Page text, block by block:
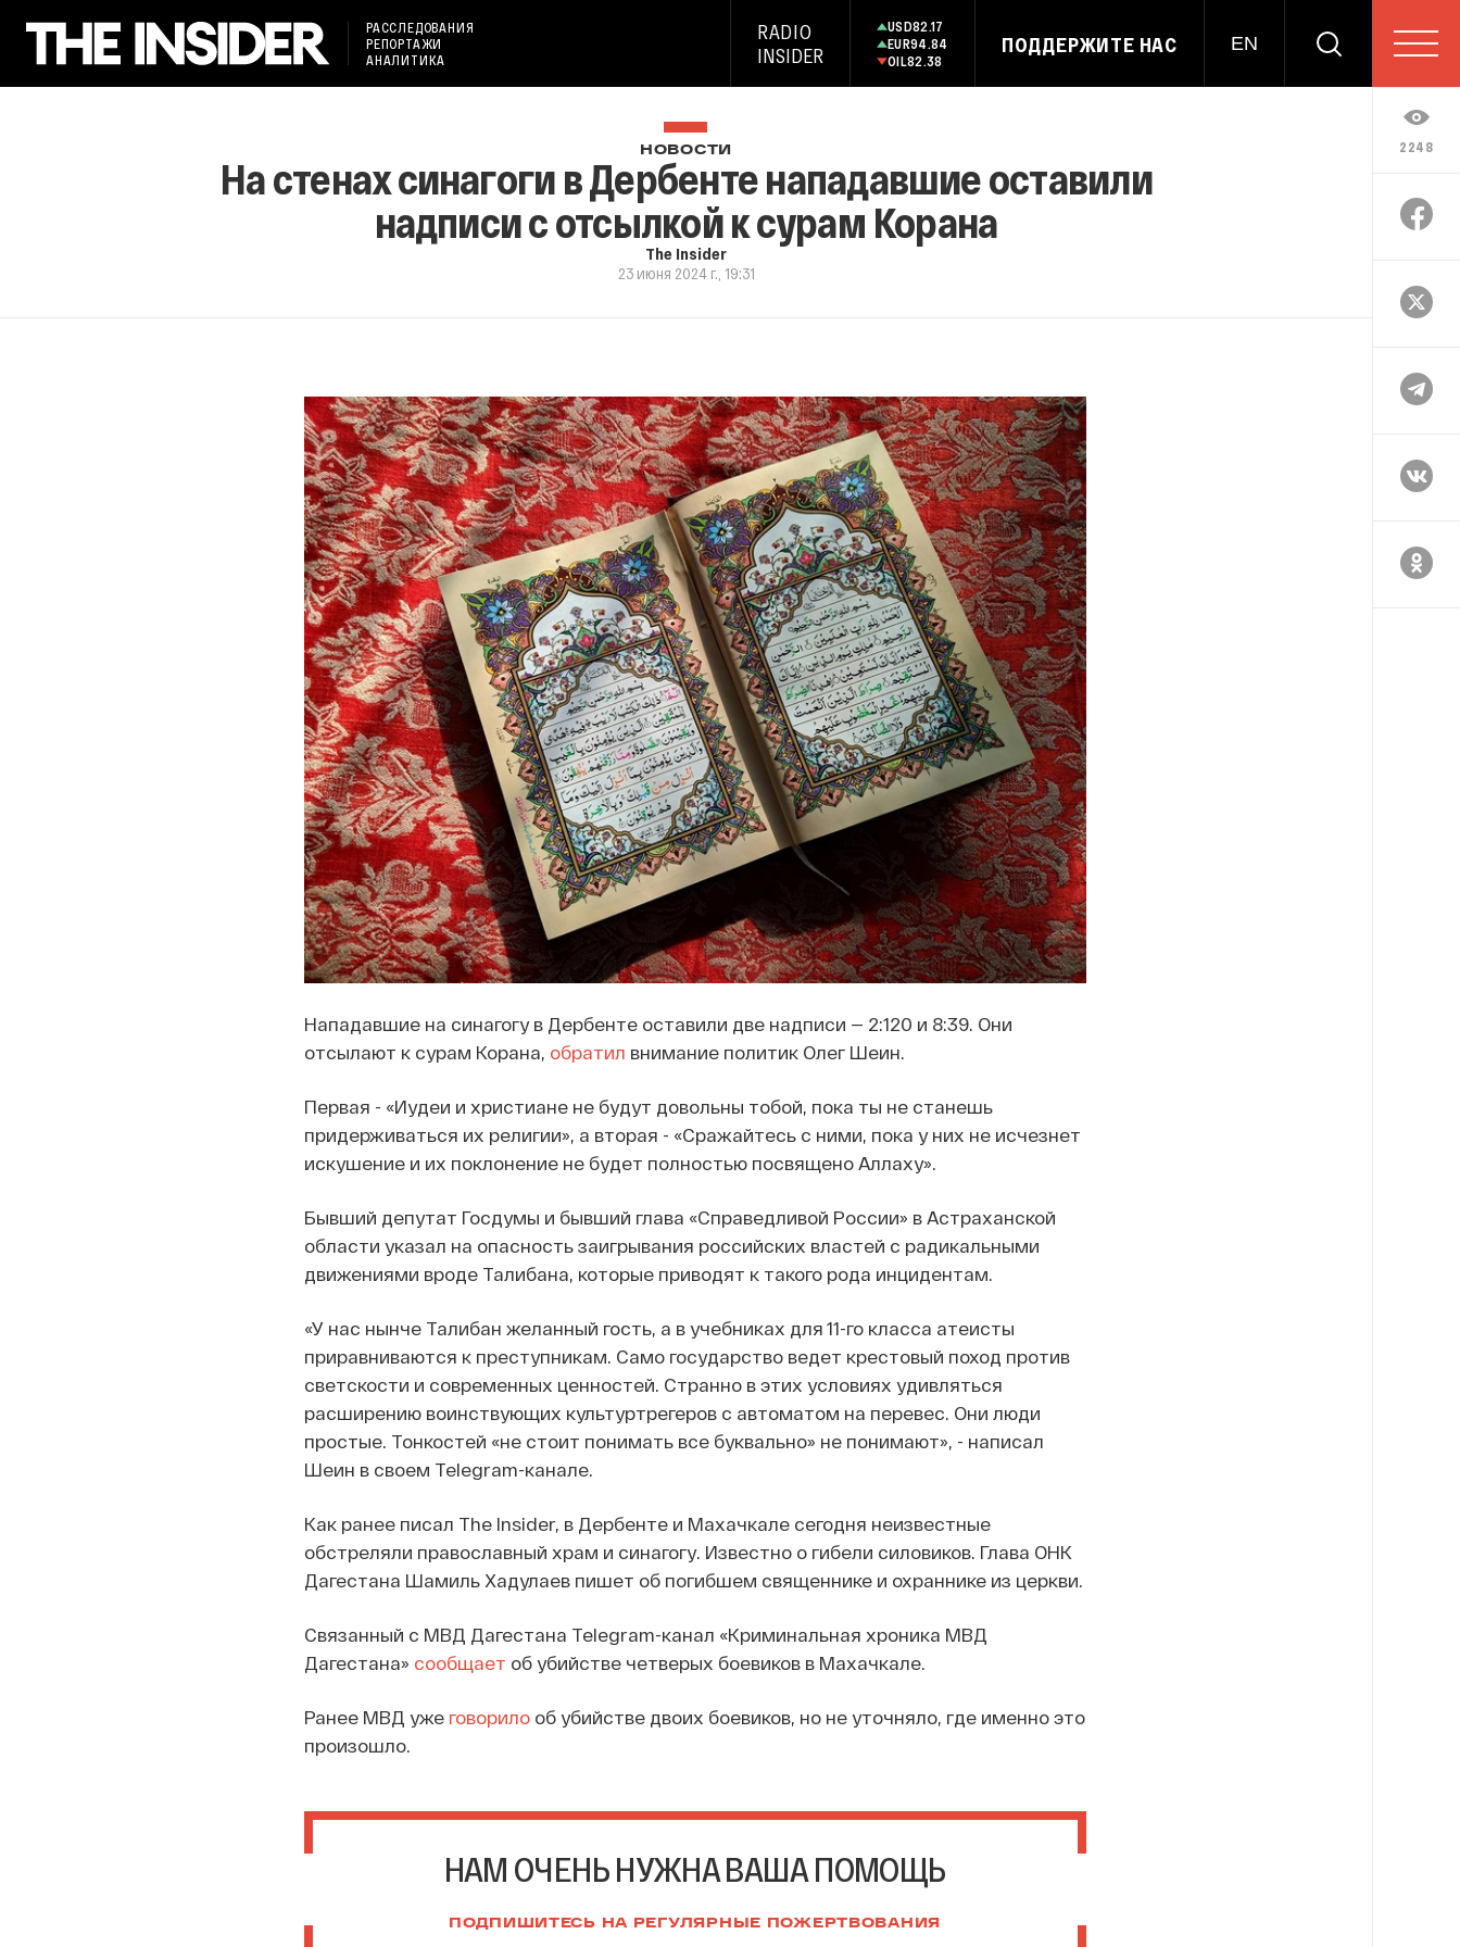
РАССЛЕДОВАНИЯ
РЕПОРТАЖИ
АНАЛИТИКА
RADIO
INSIDER
USD82.17
EUR94.84
OIL82.38
ПОДДЕРЖИТЕ НАС EN
2248
НОВОСТИ
На стенах синагоги в Дербенте нападавшие оставили
надписи с отсылкой к сурам Корана
The Insider
23 июня 2024 г., 19:31
Нападавшие на синагогу в Дербенте оставили две надписи — 2:120 и 8:39. Они
отсылают к сурам Корана, обратил внимание политик Олег Шеин.
Первая - «Иудеи и христиане не будут довольны тобой, пока ты не станешь
придерживаться их религии», а вторая - «Сражайтесь с ними, пока у них не исчезнет
искушение и их поклонение не будет полностью посвящено Аллаху».
Бывший депутат Госдумы и бывший глава «Справедливой России» в Астраханской
области указал на опасность заигрывания российских властей с радикальными
движениями вроде Талибана, которые приводят к такого рода инцидентам.
«У нас нынче Талибан желанный гость, а в учебниках для 11-го класса атеисты
приравниваются к преступникам. Само государство ведет крестовый поход против
светскости и современных ценностей. Странно в этих условиях удивляться
расширению воинствующих культуртрегеров с автоматом на перевес. Они люди
простые. Тонкостей «не стоит понимать все буквально» не понимают», - написал
Шеин в своем Telegram-канале.
Как ранее писал The Insider, в Дербенте и Махачкале сегодня неизвестные
обстреляли православный храм и синагогу. Известно о гибели силовиков. Глава ОНК
Дагестана Шамиль Хадулаев пишет об погибшем священнике и охраннике из церкви.
Связанный с МВД Дагестана Telegram-канал «Криминальная хроника МВД
Дагестана» сообщает об убийстве четверых боевиков в Махачкале.
Ранее МВД уже говорилооб убийстве двоих боевиков, но не уточняло, где именно это
произошло.
НАМ ОЧЕНЬ НУЖНА ВАША ПОМОЩЬ
ПОДПИШИТЕСЬ НА РЕГУЛЯРНЫЕ ПОЖЕРТВОВАНИЯ